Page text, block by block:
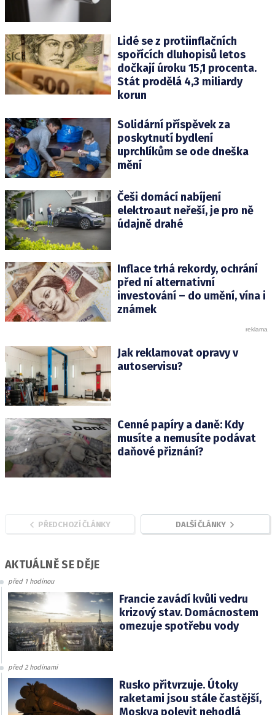
Lidé se z protiinflačních
spořících dluhopisů letos
dočkají úroku 15,1 procenta.
Stát prodělá 4,3 miliardy
korun
Solidární příspěvek za
poskytnutí bydlení
uprchlíkům se ode dneška
mění
Češi domácí nabíjení
elektroaut neřeší, je pro ně
údajně drahé
Inflace trhá rekordy, ochrání
před ní alternativní
investování – do umění, vína i
známek
Jak reklamovat opravy v
autoservisu?
Cenné papíry a daně: Kdy
musíte a nemusíte podávat
daňové přiznání?
PŘEDCHOZÍ ČLÁNKY DALŠÍ ČLÁNKY
AKTUÁLNĚ SE DĚJE
před 1 hodinou
Francie zavádí kvůli vedru
krizový stav. Domácnostem
omezuje spotřebu vody
před 2 hodinami
Rusko přitvrzuje. Útoky
raketami jsou stále častější,
Moskva polevit nehodlá